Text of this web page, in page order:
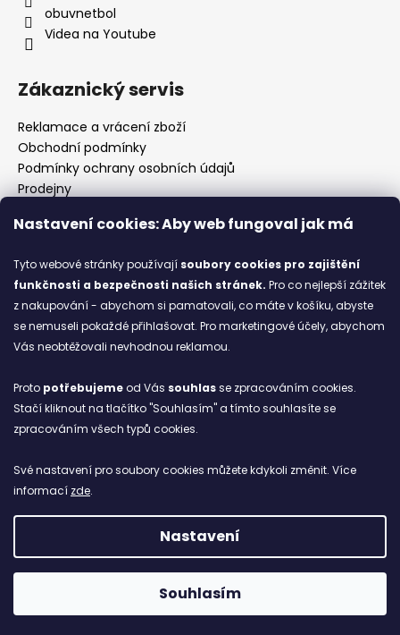
Nastavení cookies: Aby web fungoval jak má
Tyto webové stránky používají soubory cookies pro zajištění
funkčnosti a bezpečnosti našich stránek. Pro co nejlepší zážitek
z nakupování - abychom si pamatovali, co máte v košíku, abyste
se nemuseli pokaždé přihlašovat. Pro marketingové účely, abychom
Vás neobtěžovali nevhodnou reklamou.
Proto potřebujemeod Vás souhlasse zpracováním cookies.
Stačí kliknout na tlačítko "Souhlasím" a tímto souhlasíte se
zpracováním všech typů cookies.
Své nastavení pro soubory cookies můžete kdykoli změnit. Více
informací zde.
Nastavení
Souhlasím
obuvnetbol
Videa na Youtube
Zákaznický servis
Reklamace a vrácení zboží
Obchodní podmínky
Podmínky ochrany osobních údajů
Prodejny
Značky
Blog
Ze starých bot staronové
ARCHIV
Facebook
Copyright 2026NETBOL. Všechna práva vyhrazena.